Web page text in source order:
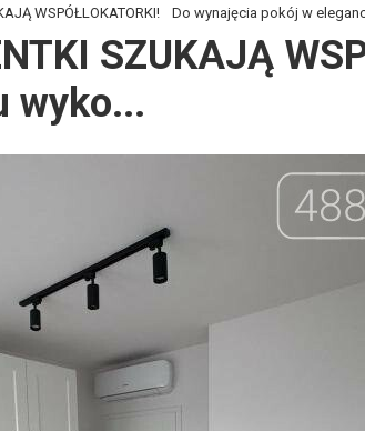
WSPÓŁLOKATORKI! Do wynajęcia pokój w
SZUKAJĄ
wyko...